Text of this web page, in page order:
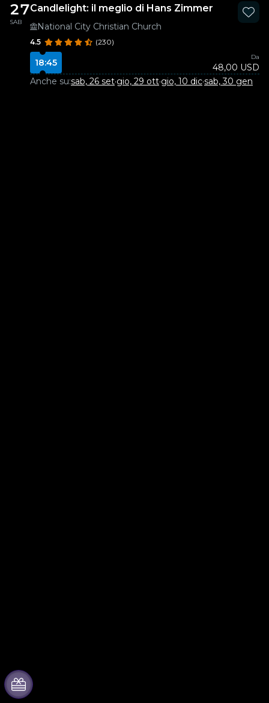
27
SAB
Candlelight: il meglio di Hans Zimmer
National City Christian Church
4.5 (230)
18:45
Da
48,00 USD
Anche su:sab, 26 set·gio, 29 ott·gio, 10 dic·sab, 30 gen